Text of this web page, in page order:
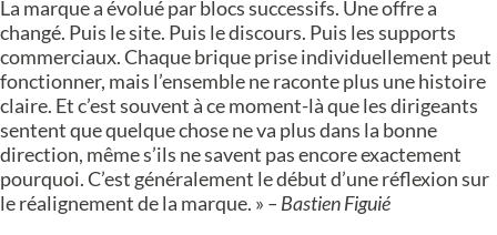
La marque a évolué par blocs successifs. Une offre a
changé. Puis le site. Puis le discours. Puis les supports
commerciaux. Chaque brique prise individuellement peut
fonctionner, mais l’ensemble ne raconte plus une histoire
claire. Et c’est souvent à ce moment-là que les dirigeants
sentent que quelque chose ne va plus dans la bonne
direction, même s’ils ne savent pas encore exactement
pourquoi. C’est généralement le début d’une réflexion sur
le réalignement de la marque. » – Bastien Figuié